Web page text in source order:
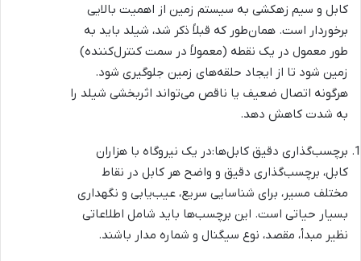
کابل و سیم زهکشی به سیستم زمین از اهمیت بالایی
برخوردار است. همان‌طور که قبلاً ذکر شد، شیلد باید به
طور معمول در یک نقطه (معمولاً در سمت کنترل‌کننده)
زمین شود تا از ایجاد حلقه‌های زمین جلوگیری شود.
هرگونه اتصال ضعیف یا ناقص می‌تواند اثربخشی شیلد را
به شدت کاهش دهد.
برچسب‌گذاری دقیق کابل‌ها:در یک نیروگاه با هزاران
کابل، برچسب‌گذاری دقیق و واضح هر کابل در نقاط
مختلف مسیر، برای شناسایی سریع، عیب‌یابی و نگهداری
بسیار حیاتی است. این برچسب‌ها باید شامل اطلاعاتی
نظیر مبدأ، مقصد، نوع سیگنال و شماره مدار باشند.